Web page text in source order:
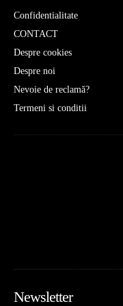
Confidentialitate
CONTACT
Despre cookies
Despre noi
Nevoie de reclamă?
Termeni si conditii
Newsletter